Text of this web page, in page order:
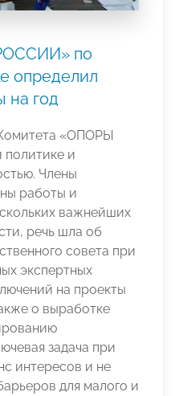
по
определил
на год
«ОПОРЫ
и
Члены
работы и
важнейших
речь шла об
совета при
экспертных
на проекты
о выработке
задача при
интересов и не
для малого и